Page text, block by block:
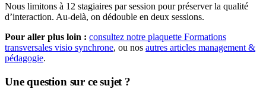
Nous limitons à 12 stagiaires par session pour préserver la qualité
d’interaction. Au-delà, on dédouble en deux sessions.
Pour aller plus loin : consultez notre plaquette Formations
transversales visio synchrone, ou nos autres articles management &
pédagogie.
Une question sur ce sujet ?